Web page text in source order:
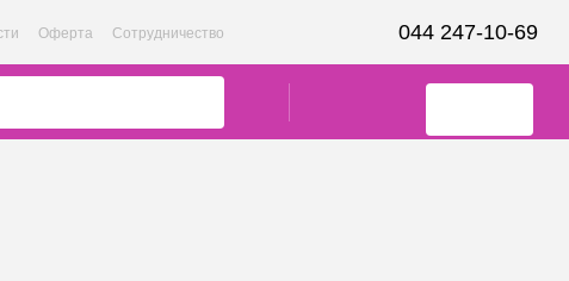
Оферта Сотрудничество 044 247-10-69